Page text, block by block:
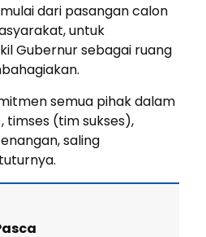
dari pasangan calon
untuk
Gubernur sebagai ruang
semua pihak dalam
timses (tim sukses),
saling